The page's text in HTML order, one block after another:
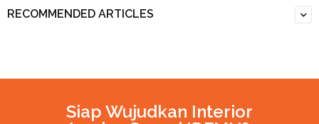
RECOMMENDED ARTICLES
Siap Wujudkan Interior